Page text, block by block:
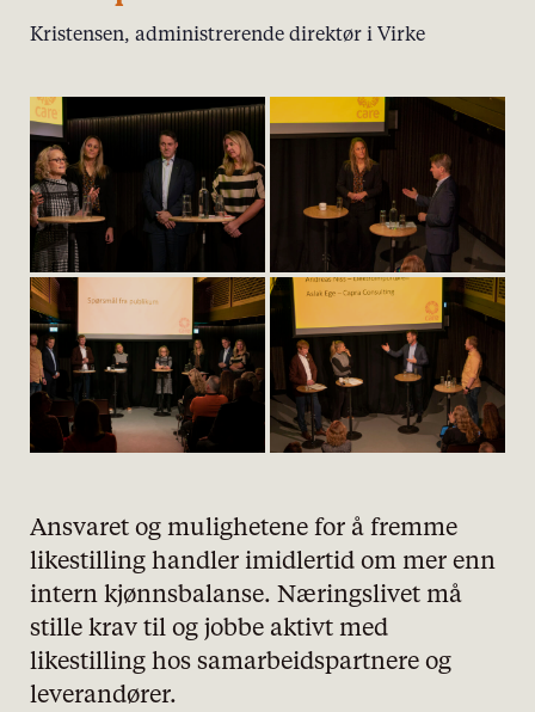
Kristensen, administrerende direktør i Virke
Ansvaret og mulighetene for å fremme
likestilling handler imidlertid om mer enn
intern kjønnsbalanse. Næringslivet må
stille krav til og jobbe aktivt med
likestilling hos samarbeidspartnere og
leverandører.